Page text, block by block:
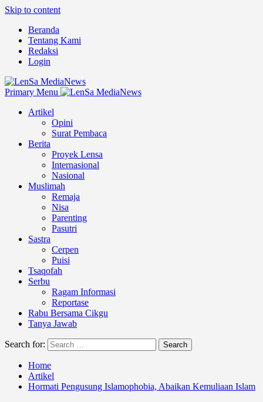
Skip to content
Beranda
Tentang Kami
Redaksi
Login
Primary Menu
Artikel
Opini
Surat Pembaca
Berita
Proyek Lensa
Internasional
Nasional
Muslimah
Remaja
Nisa
Parenting
Pasutri
Sastra
Cerpen
Puisi
Tsaqofah
Serbu
Ragam Informasi
Reportase
Rabu Bersama Cikgu
Tanya Jawab
Search for:
Home
Artikel
Hormati Pengusung Islamophobia, Abaikan Kemuliaan Islam